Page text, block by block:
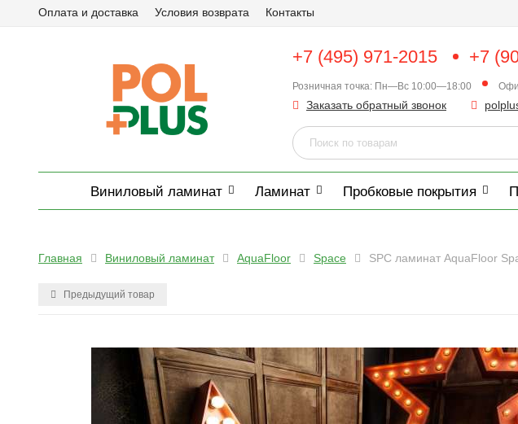
Оплата и доставка Условия возврата Контакты
+7 (495) 971-2015 +7
Розничная точка: Пн—Вс 10:00—18:00
Заказать обратный звонок
Виниловый ламинат Ламинат Пробковые покрытия
Главная Виниловый ламинат AquaFloor Space SPC ламинат AquaFloor
Предыдущий товар